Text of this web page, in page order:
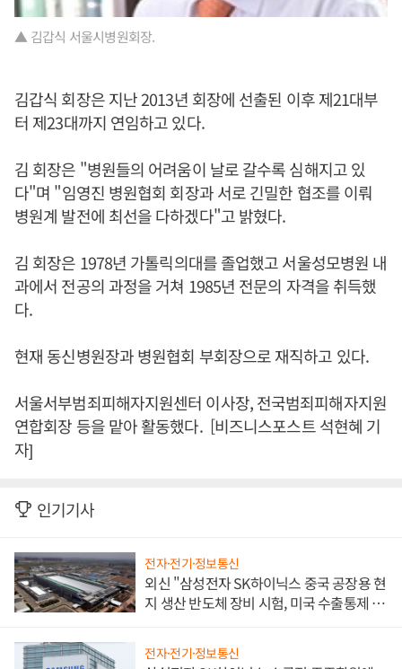
▲ 김갑식 서울시병원회장.
김갑식 회장은 지난 2013년 회장에 선출된 이후 제21대부
터 제23대까지 연임하고 있다.
김 회장은 "병원들의 어려움이 날로 갈수록 심해지고 있
다"며 "임영진 병원협회 회장과 서로 긴밀한 협조를 이뤄
병원계 발전에 최선을 다하겠다"고 밝혔다.
김 회장은 1978년 가톨릭의대를 졸업했고 서울성모병원 내
과에서 전공의 과정을 거쳐 1985년 전문의 자격을 취득했
다.
현재 동신병원장과 병원협회 부회장으로 재직하고 있다.
서울서부범죄피해자지원센터 이사장, 전국범죄피해자지원
연합회장 등을 맡아 활동했다. [비즈니스포스트 석현혜 기
자]
인기기사
전자·전기·정보통신
외신 "삼성전자 SK하이닉스 중국 공장용 현
지 생산 반도체 장비 시험, 미국 수출통제 대
전자·전기·정보통신